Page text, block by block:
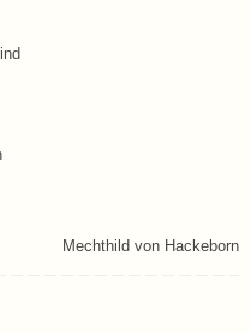
Mechthild von Hackeborn